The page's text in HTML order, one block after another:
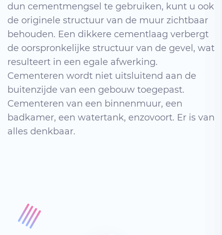
dun cementmengsel te gebruiken, kunt u ook
de originele structuur van de muur zichtbaar
behouden. Een dikkere cementlaag verbergt
de oorspronkelijke structuur van de gevel, wat
resulteert in een egale afwerking.
Cementeren wordt niet uitsluitend aan de
buitenzijde van een gebouw toegepast.
Cementeren van een binnenmuur, een
badkamer, een watertank, enzovoort. Er is van
alles denkbaar.